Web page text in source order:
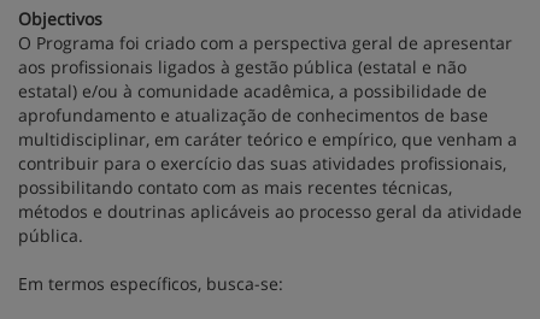
Objectivos
O Programa foi criado com a perspectiva geral de apresentar
aos profissionais ligados à gestão pública (estatal e não
estatal) e/ou à comunidade acadêmica, a possibilidade de
aprofundamento e atualização de conhecimentos de base
multidisciplinar, em caráter teórico e empírico, que venham a
contribuir para o exercício das suas atividades profissionais,
possibilitando contato com as mais recentes técnicas,
métodos e doutrinas aplicáveis ao processo geral da atividade
pública.
Em termos específicos, busca-se: